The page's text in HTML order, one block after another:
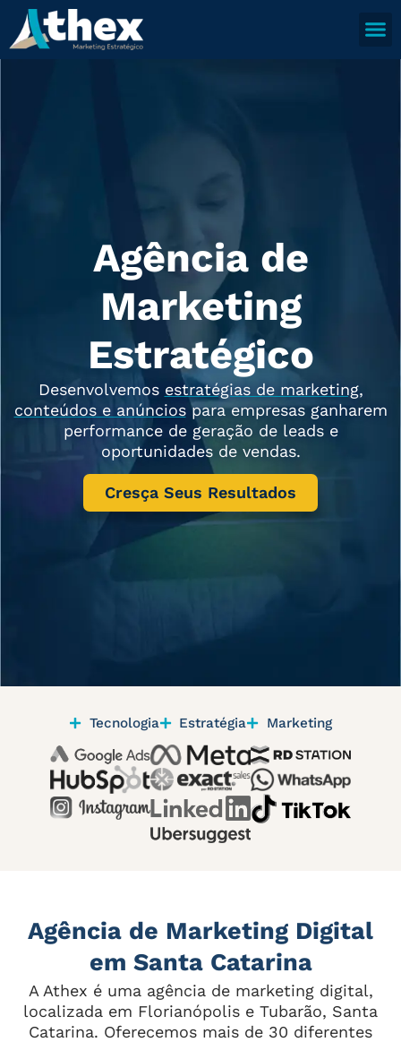
Agência de
Marketing
Estratégico
Desenvolvemos estratégias de marketing,
conteúdos e anúnciospara empresas ganharem
performance de geração de leads e
oportunidades de vendas.
Cresça Seus Resultados
Tecnologia Estratégia Marketing
Agência de Marketing Digital
em Santa Catarina
A Athex é uma agência de marketing digital,
localizada em Florianópolis e Tubarão, Santa
Catarina. Oferecemos mais de 30 diferentes